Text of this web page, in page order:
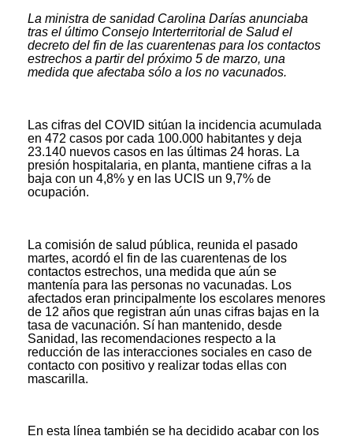
La ministra de sanidad Carolina Darías anunciaba
tras el último Consejo Interterritorial de Salud el
decreto del fin de las cuarentenas para los contactos
estrechos a partir del próximo 5 de marzo, una
medida que afectaba sólo a los no vacunados.
Las cifras del COVID sitúan la incidencia acumulada
en 472 casos por cada 100.000 habitantes y deja
23.140 nuevos casos en las últimas 24 horas. La
presión hospitalaria, en planta, mantiene cifras a la
baja con un 4,8% y en las UCIS un 9,7% de
ocupación.
La comisión de salud pública, reunida el pasado
martes, acordó el fin de las cuarentenas de los
contactos estrechos, una medida que aún se
mantenía para las personas no vacunadas. Los
afectados eran principalmente los escolares menores
de 12 años que registran aún unas cifras bajas en la
tasa de vacunación. Sí han mantenido, desde
Sanidad, las recomendaciones respecto a la
reducción de las interacciones sociales en caso de
contacto con positivo y realizar todas ellas con
mascarilla.
En esta línea también se ha decidido acabar con los